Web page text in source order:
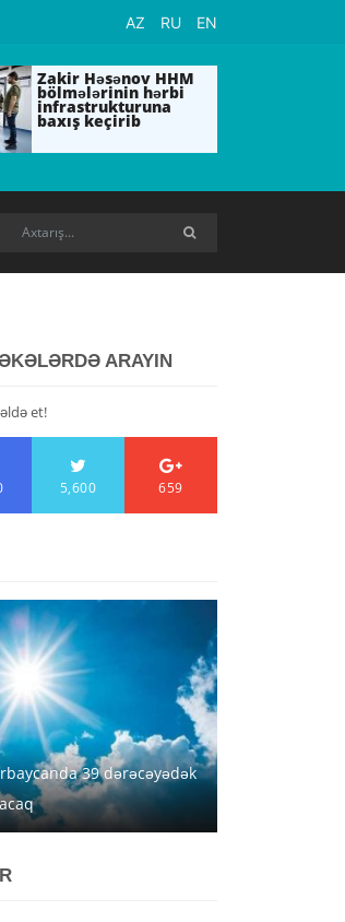
AZ RU EN
Zakir Həsənov HHM
bölmələrinin hərbi
infrastrukturuna
baxış keçirib
ARAYIN
et!
5,600 659
39 dərəcəyədək